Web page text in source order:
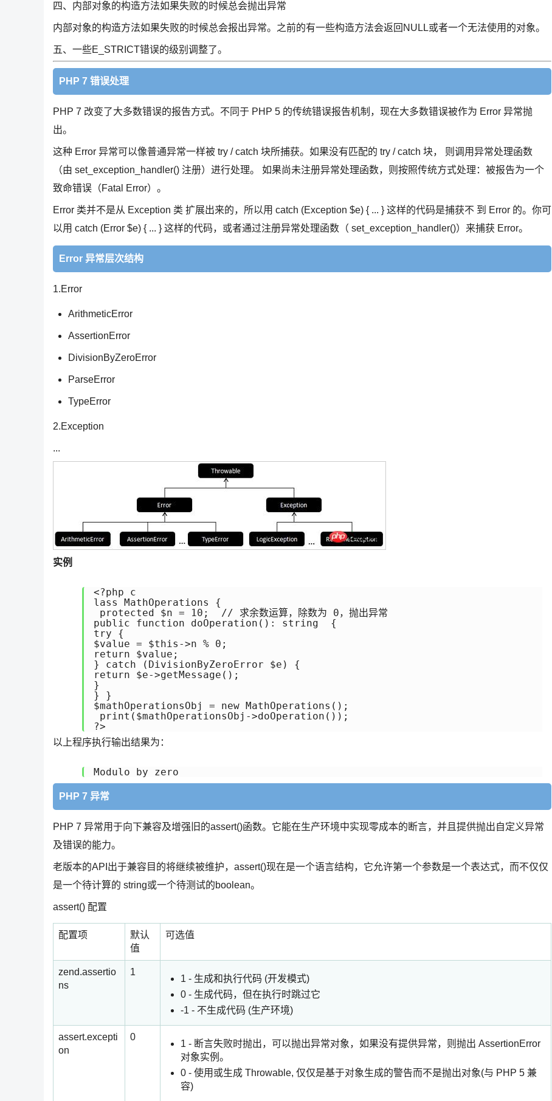
四、内部对象的构造方法如果失败的时候总会抛出异常
内部对象的构造方法如果失败的时候总会报出异常。之前的有一些构造方法会返回NULL或者一个无法使用的对象。
五、一些E_STRICT错误的级别调整了。
PHP 7 错误处理
PHP 7 改变了大多数错误的报告方式。不同于 PHP 5 的传统错误报告机制，现在大多数错误被作为 Error 异常抛
出。
这种 Error 异常可以像普通异常一样被 try / catch 块所捕获。如果没有匹配的 try / catch 块， 则调用异常处理函数
（由 set_exception_handler() 注册）进行处理。 如果尚未注册异常处理函数，则按照传统方式处理：被报告为一个
致命错误（Fatal Error）。
Error 类并不是从 Exception 类 扩展出来的，所以用 catch (Exception $e) { ... } 这样的代码是捕获不 到 Error 的。你可
以用 catch (Error $e) { ... } 这样的代码，或者通过注册异常处理函数（ set_exception_handler()）来捕获 Error。
Error 异常层次结构
1.Error
ArithmeticError
AssertionError
DivisionByZeroError
ParseError
TypeError
2.Exception
...
实例
<?php c
lass MathOperations {
protected $n = 10;  // 求余数运算，除数为 0，抛出异常
public function doOperation(): string  {
try {
$value = $this->n % 0;
return $value;
} catch (DivisionByZeroError $e) {
return $e->getMessage();
}
} }
$mathOperationsObj = new MathOperations();
print($mathOperationsObj->doOperation());
以上程序执行输出结果为：
Modulo by zero
PHP 7 异常
PHP 7 异常用于向下兼容及增强旧的assert()函数。它能在生产环境中实现零成本的断言，并且提供抛出自定义异常
及错误的能力。
老版本的API出于兼容目的将继续被维护，assert()现在是一个语言结构，它允许第一个参数是一个表达式，而不仅仅
是一个待计算的 string或一个待测试的boolean。
assert() 配置
配置项
默认
值
可选值
zend.assertio
ns
1
1 - 生成和执行代码 (开发模式)
0 - 生成代码，但在执行时跳过它
-1 - 不生成代码 (生产环境)
assert.excepti
on
0
1 - 断言失败时抛出，可以抛出异常对象，如果没有提供异常，则抛出 AssertionError
对象实例。
0 - 使用或生成 Throwable, 仅仅是基于对象生成的警告而不是抛出对象(与 PHP 5 兼
容)